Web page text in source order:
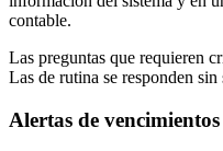
contable.
Las preguntas que requieren
Las de rutina se responden
Alertas de vencimientos